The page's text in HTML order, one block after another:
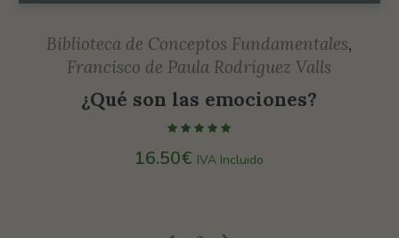
Biblioteca de Conceptos Fundamentales,
Francisco de Paula Rodríguez Valls
¿Qué son las emociones?
16.50€ IVA Incluido